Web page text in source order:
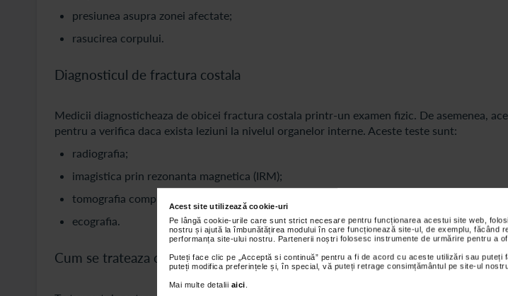
Acest site utilizează cookie-uri
Pe lângă cookie-urile care sunt strict necesare pentru funcționarea acestui site web,
nostru și ajută la îmbunătățirea modului în care funcționează site-ul, de exemplu, făcând
performanța site-ului nostru. Partenerii noștri folosesc instrumente de urmărire pentru a
Puteți face clic pe „Acceptă si continuă” pentru a fi de acord cu aceste utilizări sau
puteți modifica preferințele și, în special, vă puteți retrage consimțământul pe site-ul
Mai multe detalii aici
presiunea asupra zonei afectate;
rasucirea corpului.
Diagnosticul de fractura costala
Medicii diagnosticheaza de obicei fractura costala printr-un examen fizic. De asemenea,
pentru a verifica daca exista leziuni la nivelul organelor interne. Aceste teste sunt:
radiografia;
imagistica prin rezonanta magnetica (IRM);
tomografia computerizata;
ecografia.
Cum se trateaza o fractura costala?